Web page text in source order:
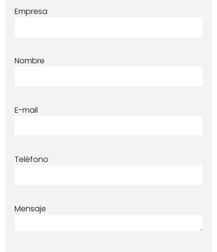
Empresa
Nombre
E-mail
Teléfono
Mensaje